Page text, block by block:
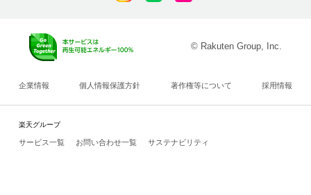
© Rakuten Group, Inc.
企業情報 個人情報保護方針 著作権等について 採用情報
楽天グループ
サービス一覧 お問い合わせ一覧 サステナビリティ